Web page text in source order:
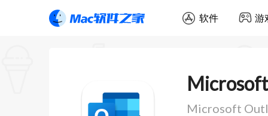
软件 游
Microsoft